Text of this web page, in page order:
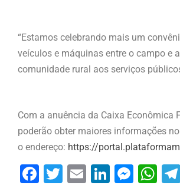
“Estamos celebrando mais um
veículos e máquinas entre o campo e
comunidade rural aos serviços
Com a anuência da Caixa Econômica
poderão obter maiores informações
o endereço: https://
Facebook
Twitter
EmailLinkedIn